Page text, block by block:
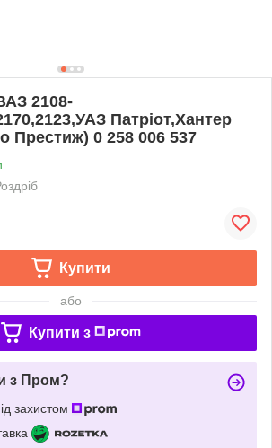
2108-
Патрiот,Хантер
Престиж) 0 258 006 537
Купити
або
Купити з
з Пром?
захистом